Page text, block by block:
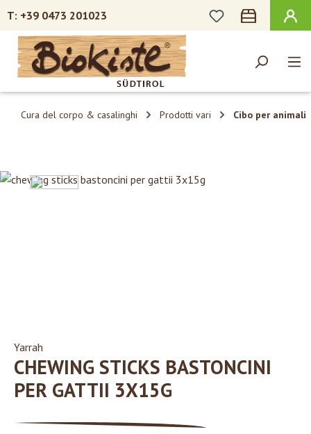
Passa al contenuto principale
+39 0473 201023
HAI 0 ARTICOLI
Cura del corpo & casalinghi Prodotti vari Cibo per animali
Salta la galleria di immagini
Yarrah
CHEWING STICKS BASTONCINI
PER GATTII 3X15G